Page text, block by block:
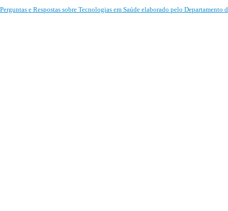
Perguntas e Respostas sobre Tecnologias em Saúde elaborado pelo